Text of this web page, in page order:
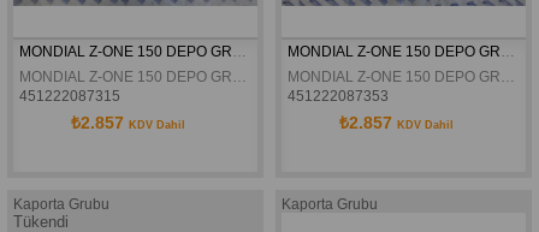
451222087315
₺2.857 KDV Dahil
451222087353
₺2.857 KDV Dahil
Kaporta Grubu
Tükendi
Kaporta Grubu